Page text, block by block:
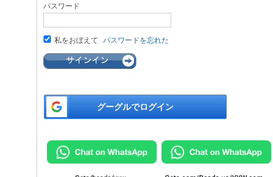
パスワード
私をおぼえて パスワードを忘れた
グーグルでログイン